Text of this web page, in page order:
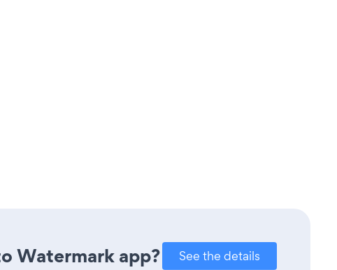
Watermark app? See the details